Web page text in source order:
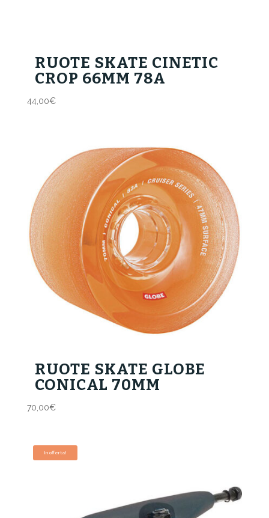
RUOTE SKATE CINETIC
CROP 66MM 78A
44,00€
RUOTE SKATE GLOBE
CONICAL 70MM
70,00€
In offerta!